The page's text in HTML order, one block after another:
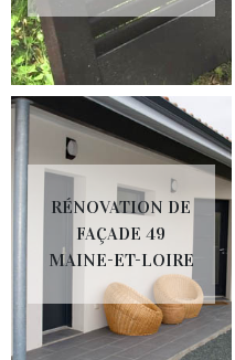
RÉNOVATION DE
FAÇADE 49
MAINE-ET-LOIRE